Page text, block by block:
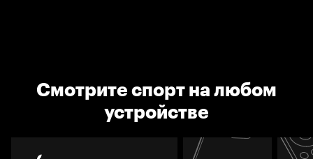
Смотрите спорт на любом
устройстве